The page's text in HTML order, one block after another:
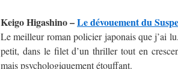
Keigo Higashino –Le dévouement du
Le meilleur roman policier japonais que j’ai
petit, dans le filet d’un thriller tout en
mais psychologiquement étouffant.